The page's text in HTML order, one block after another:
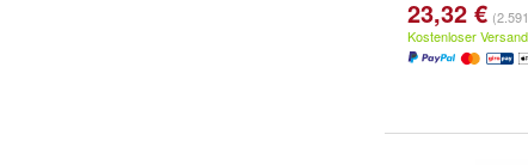
23,32 €
Kostenloser Versand